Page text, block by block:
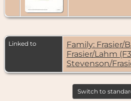
Linked to Family: Frasier/
Frasier/Lahm
Stevenson/
Switch to